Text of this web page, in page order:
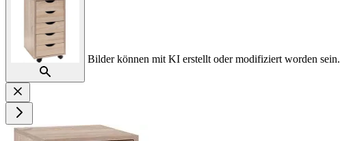
Bilder können mit KI erstellt oder modifiziert worden sein.